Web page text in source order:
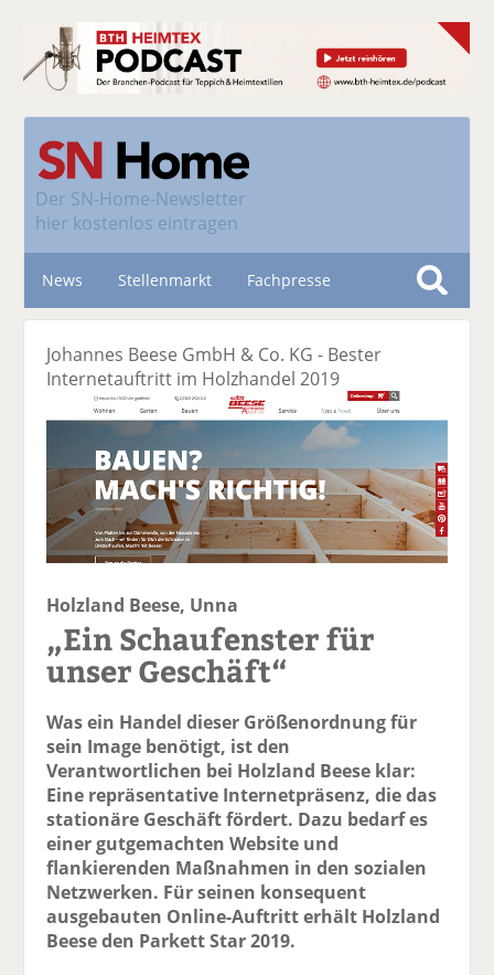
Der SN-Home-Newsletter
hier kostenlos eintragen
News Stellenmarkt Fachpresse
S
Johannes Beese GmbH & Co. KG - Bester
Internetauftritt im Holzhandel 2019
Holzland Beese, Unna
„Ein Schaufenster für
unser Geschäft“
Was ein Handel dieser Größenordnung für
sein Image benötigt, ist den
Verantwortlichen bei Holzland Beese klar:
Eine repräsentative Internetpräsenz, die das
stationäre Geschäft fördert. Dazu bedarf es
einer gutgemachten Website und
flankierenden Maßnahmen in den sozialen
Netzwerken. Für seinen konsequent
ausgebauten Online-Auftritt erhält Holzland
Beese den Parkett Star 2019.